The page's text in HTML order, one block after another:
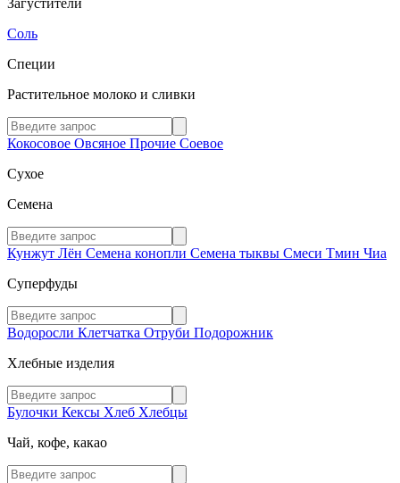
Загустители
Соль
Специи
Растительное молоко и сливки
Кокосовое Овсяное Прочие Соевое
Сухое
Семена
Кунжут Лён Семена конопли Семена тыквы Смеси Тмин Чиа
Суперфуды
Водоросли Клетчатка Отруби Подорожник
Хлебные изделия
Булочки Кексы Хлеб Хлебцы
Чай, кофе, какао